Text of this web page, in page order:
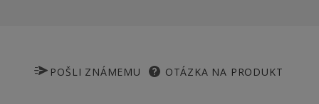
POŠLI ZNÁMEMU OTÁZKA NA PRODUKT